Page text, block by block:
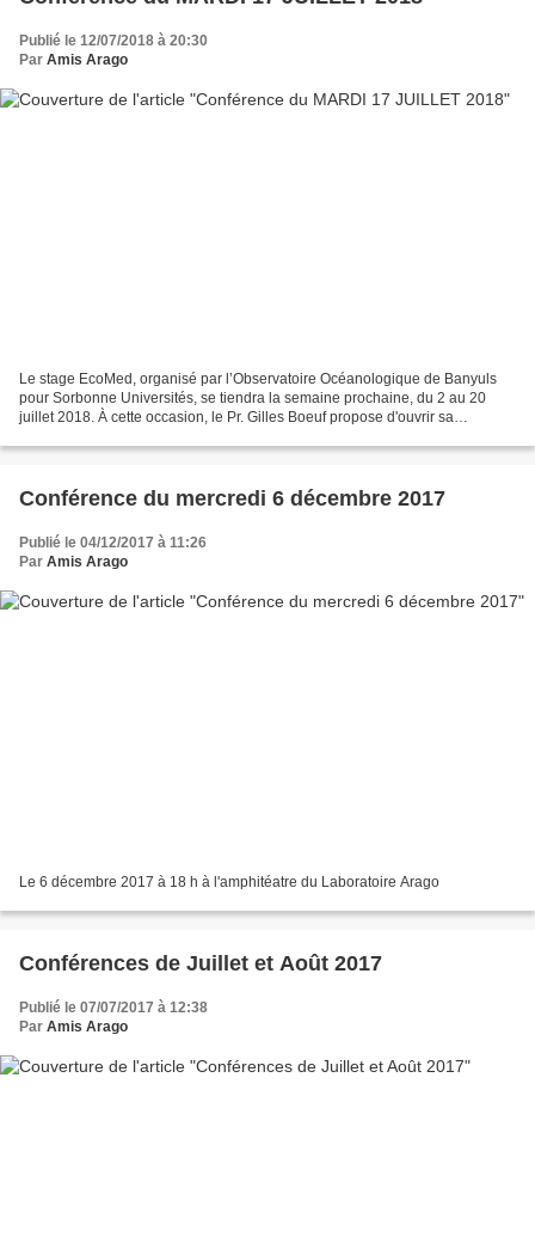
Publié le 12/07/2018 à 20:30
Par Amis Arago
Le stage EcoMed, organisé par l’Observatoire Océanologique de Banyuls
pour Sorbonne Universités, se tiendra la semaine prochaine, du 2 au 20
juillet 2018. À cette occasion, le Pr. Gilles Boeuf propose d'ouvrir sa
Conférence du mercredi 6 décembre 2017
Publié le 04/12/2017 à 11:26
Par Amis Arago
Le 6 décembre 2017 à 18 h à l'amphitéatre du Laboratoire Arago
Conférences de Juillet et Août 2017
Publié le 07/07/2017 à 12:38
Par Amis Arago